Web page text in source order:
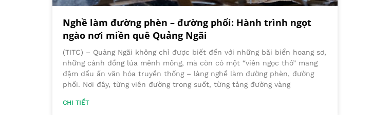
Nghề làm đường phèn – đường phổi: Hành trình ngọt
ngào nơi miền quê Quảng Ngãi
(TITC) – Quảng Ngãi không chỉ được biết đến với những bãi biển hoang sơ,
những cánh đồng lúa mênh mông, mà còn có một “viên ngọc thô” mang
đậm dấu ấn văn hóa truyền thống – làng nghề làm đường phèn, đường
phổi. Nơi đây, từng viên đường trong suốt, từng tảng đường vàng
CHI TIẾT